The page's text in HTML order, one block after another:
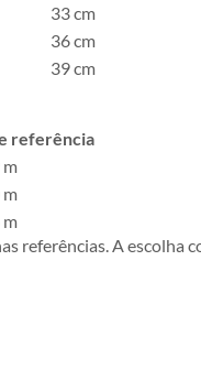
33 cm
36 cm
39 cm
referência
m
m
m
referências. A